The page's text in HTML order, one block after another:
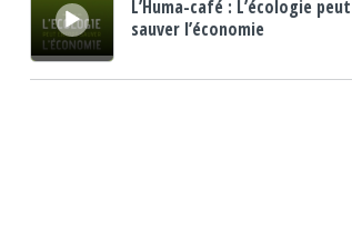
L’Huma-café : L’écologie peut
sauver l’économie